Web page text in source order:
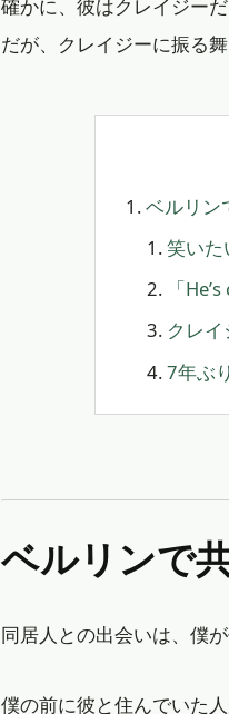
確かに、彼はクレイジーだ
だが、クレイジーに振る
ベルリン
笑い
「
クレ
7年ぶ
ベルリン
同居人との出会いは、僕
僕の前に彼と住んでいた